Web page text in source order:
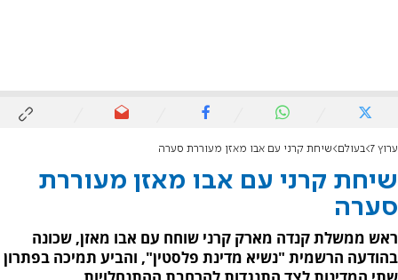
ערוץ 7 בעולם שיחת קרני עם אבו מאזן מעוררת סערה
שיחת קרני עם אבו מאזן מעוררת
סערה
ראש ממשלת קנדה מארק קרני שוחח עם אבו מאזן, שכונה
בהודעה הרשמית "נשיא מדינת פלסטין", והביע תמיכה בפתרון